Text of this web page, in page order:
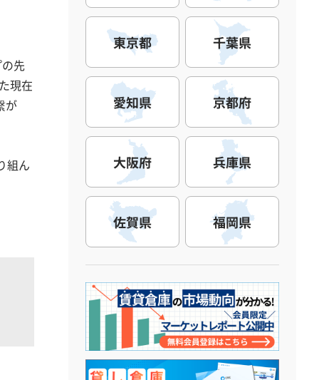
先
現在
が
組ん
東京都 千葉県
愛知県 京都府
大阪府 兵庫県
佐賀県 福岡県